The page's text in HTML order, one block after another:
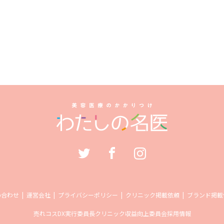
わせ 運営会社 プライバシーポリシー クリニック掲載依頼 ブランド掲
売れコスDX実行委員長クリニック収益向上委員会採用情報